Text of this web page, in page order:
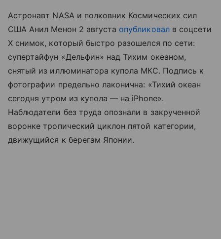
Астронавт NASA и полковник Космических сил
США Анил Менон 2 августа опубликовалв соцсети
X снимок, который быстро разошелся по сети:
супертайфун «Дельфин» над Тихим океаном,
снятый из иллюминатора купола МКС. Подпись к
фотографии предельно лаконична: «Тихий океан
сегодня утром из купола — на iPhone».
Наблюдатели без труда опознали в закрученной
воронке тропический циклон пятой категории,
движущийся к берегам Японии.